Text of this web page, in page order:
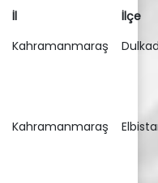
İl
İlçe
Kahramanmaraş
Kahramanmaraş